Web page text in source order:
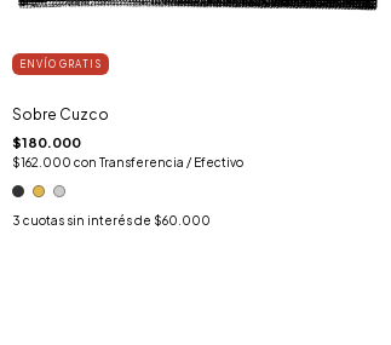
ENVÍO GRATIS
Sobre Cuzco
$180.000
$162.000 con Transferencia / Efectivo
3 cuotas sin interés de $60.000